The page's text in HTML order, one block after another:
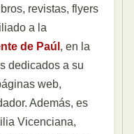
revistas, flyers
a la
de Paúl , en la
dedicados a su
web,
Además, es
Vicenciana,